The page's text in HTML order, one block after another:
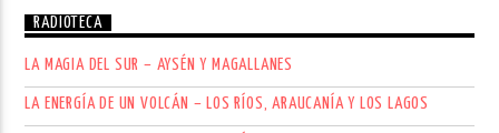
RADIOTECA
LA MAGIA DEL SUR – AYSÉN Y MAGALLANES
LA ENERGÍA DE UN VOLCÁN – LOS RÍOS, ARAUCANÍA Y LOS LAGOS